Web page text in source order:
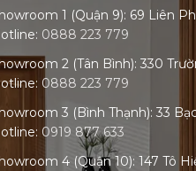
1 (Quận 9): 69 Liên
0888 223 779
2 (Tân Bình): 330
0888 223 779
3 (Bình Thạnh): 33
0919 877 633
4 (Quận 10): 147 Tô